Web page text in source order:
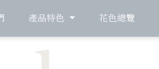
產品特色 花色總覽